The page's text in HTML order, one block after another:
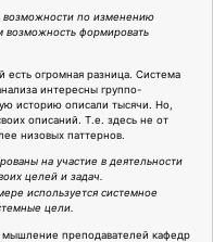
возможности по изменению
формировать
огромная разница. Система
интересны группо-
историю описали тысячи. Но,
описаний. Т.е. здесь не от
низовых паттернов.
на участие в деятельности
целей и задач.
используется системное
цели.
преподавателей кафедр